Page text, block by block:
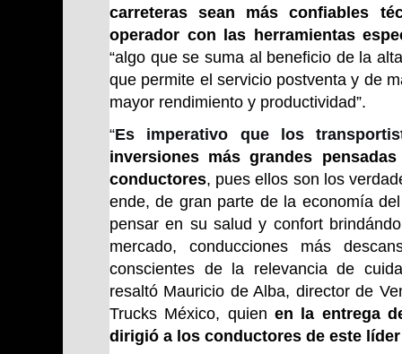
carreteras sean más confiables
operador con las herramientas
“algo que se suma al beneficio de la
que permite el servicio postventa y de
mayor rendimiento y productividad”.
“Es imperativo que los
inversiones más grandes
conductores, pues ellos son los
ende, de gran parte de la economía
pensar en su salud y confort
mercado, conducciones más
conscientes de la relevancia de
resaltó Mauricio de Alba, director de
Trucks México, quienen la entrega
dirigió a los conductores de este